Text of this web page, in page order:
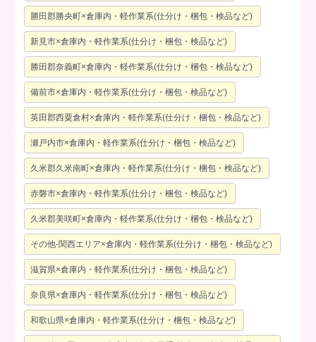
勝田郡勝央町×倉庫内・軽作業系(仕分け・梱包・検品など)
新見市×倉庫内・軽作業系(仕分け・梱包・検品など)
勝田郡奈義町×倉庫内・軽作業系(仕分け・梱包・検品など)
備前市×倉庫内・軽作業系(仕分け・梱包・検品など)
英田郡西粟倉村×倉庫内・軽作業系(仕分け・梱包・検品など)
瀬戸内市×倉庫内・軽作業系(仕分け・梱包・検品など)
久米郡久米南町×倉庫内・軽作業系(仕分け・梱包・検品など)
赤磐市×倉庫内・軽作業系(仕分け・梱包・検品など)
久米郡美咲町×倉庫内・軽作業系(仕分け・梱包・検品など)
その他-関西エリア×倉庫内・軽作業系(仕分け・梱包・検品など)
滋賀県×倉庫内・軽作業系(仕分け・梱包・検品など)
奈良県×倉庫内・軽作業系(仕分け・梱包・検品など)
和歌山県×倉庫内・軽作業系(仕分け・梱包・検品など)